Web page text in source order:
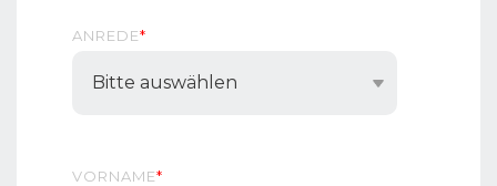
ANREDE*
VORNAME*